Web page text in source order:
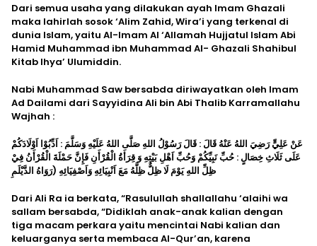
Dari semua usaha yang dilakukan ayah Imam Ghazali
maka lahirlah sosok ‘Alim Zahid, Wira’i yang terkenal di
dunia Islam, yaitu Al-Imam Al ‘Allamah Hujjatul Islam Abi
Hamid Muhammad ibn Muhammad Al- Ghazali Shahibul
Kitab Ihya’ Ulumiddin.
Nabi Muhammad Saw bersabda diriwayatkan oleh Imam
Ad Dailami dari Sayyidina Ali bin Abi Thalib Karramallahu
Wajhah :
عَنْ عَلِيٍّ رَضِيَ اللهُ عَنْهُ قَالَ : قَالَ رَسُوْلُ اللهِ صَلَّى اللهُ عَلَيْهِ وَسَلَّمَ : اَدِّبُوْا اَوْلَادَكُمْ
عَلَى ثَلَاثِ خِصَالٍ : حُبِّ نَبِيِّكُمْ وَحُبِّ اَهْلِ بَيْتِهِ وَ قِرَأَةُ الْقُرْأَنِ فَإِنَّ حَمْلَةَ الْقُرْأَنُ فِيْ
ظِلِّ اللهِ يَوْمَ لَا ظِلٌّ ظِلَّهُ مَعَ اَنْبِيَائِهِ وَاَصْفِيَائِهِ (رَوَاهُ الدَّيْلَمِ
Dari Ali Ra ia berkata, “Rasulullah shallallahu ‘alaihi wa
sallam bersabda, “Didiklah anak-anak kalian dengan
tiga macam perkara yaitu mencintai Nabi kalian dan
keluarganya serta membaca Al-Qur’an, karena